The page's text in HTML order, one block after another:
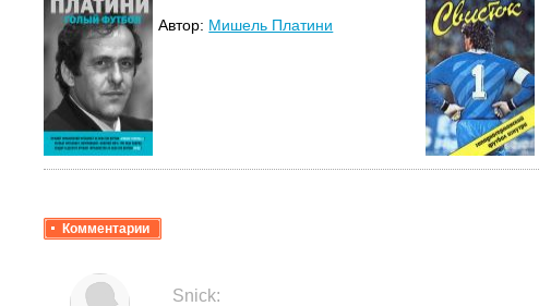
Автор: Мишель Платини
Комментарии
Snick: